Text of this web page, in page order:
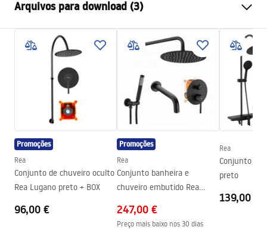
Cor
Cromado
Tipo de cabina
Canto
Cor do vidro
Transparente 4mm
Primo
Em uma base de chuveiro ou
Altura (mm)
1900
Direção da cabina
Garantia
24 meses
Arquivos para download (3)
Warunki bezpieczeństwa
WARUNKI BEZPIECZENSTWA KABINY DRZWI
PARAWANY.pdf
Instruções de montagem
Kabina Primo Slide.pdf
Desenho técnico
PRIMO SLIDE WITH SIDE PANEL.pdf
Promoções
Rea
Conjunto de chuveiro oculto
Rea Lugano preto + BOX
96,00 €
Promoções
Rea
Conjunto banheira e
chuveiro embutido Rea
247,00 €
Preço mais baixo nos 30 dias
Rea
Conjunto
preto
139,00 €